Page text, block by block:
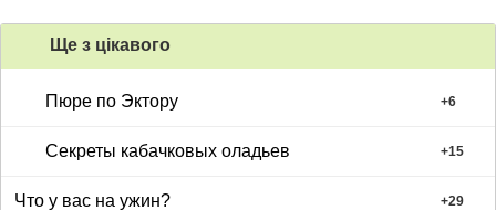
Ще з цiкавого
Пюре по Эктору +6
Секреты кабачковых оладьев +15
Что у вас на ужин? +29